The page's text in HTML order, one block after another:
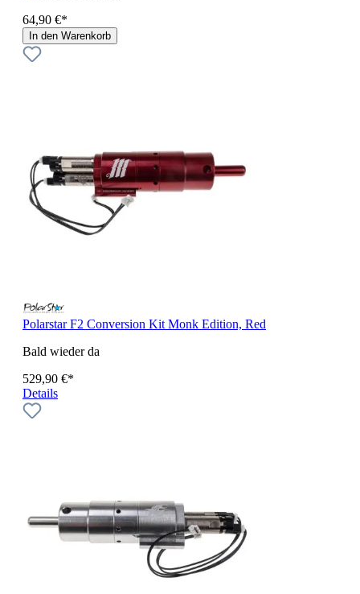
64,90 €*
In den Warenkorb
Polarstar F2 Conversion Kit Monk Edition, Red
Bald wieder da
529,90 €*
Details